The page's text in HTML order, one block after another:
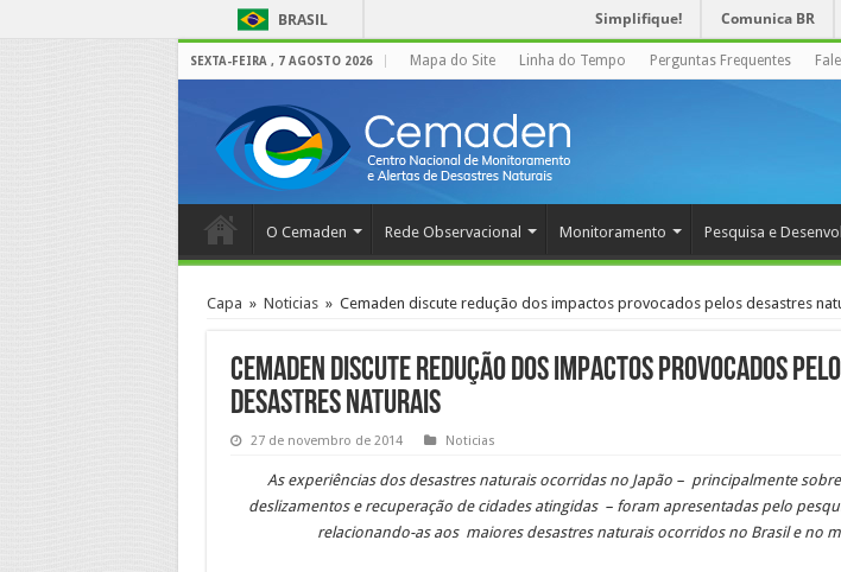
BRASIL Simplifique! Comunica BR
SEXTA-FEIRA , 7 AGOSTO 2026 Mapa do Site Linha do Tempo Perguntas Frequentes
O Cemaden Rede Observacional Monitoramento Pesquisa e
Capa » Noticias » Cemaden discute redução dos impactos provocados pelos desastres
Cemaden discute redução dos impactos provocados
desastres naturais
27 de novembro de 2014 Noticias
As experiências dos desastres naturais ocorridas no Japão – principalmente
deslizamentos e recuperação de cidades atingidas – foram apresentadas pelo
relacionando-as aos maiores desastres naturais ocorridos no Brasil e no